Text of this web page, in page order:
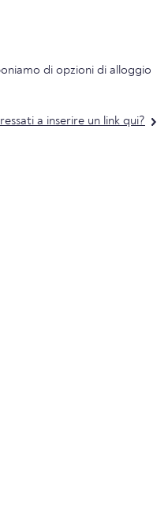
di opzioni di alloggio
a inserire un link qui?